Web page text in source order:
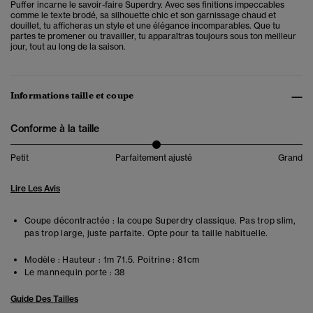
Puffer incarne le savoir-faire Superdry. Avec ses finitions impeccables
comme le texte brodé, sa silhouette chic et son garnissage chaud et
douillet, tu afficheras un style et une élégance incomparables. Que tu
partes te promener ou travailler, tu apparaîtras toujours sous ton meilleur
jour, tout au long de la saison.
Informations taille et coupe
Conforme à la taille
Petit Parfaitement ajusté Grand
Lire Les Avis
Coupe décontractée : la coupe Superdry classique. Pas trop slim,
pas trop large, juste parfaite. Opte pour ta taille habituelle.
Modèle : Hauteur : 1m 71.5. Poitrine : 81cm
Le mannequin porte : 38
Guide Des Tailles